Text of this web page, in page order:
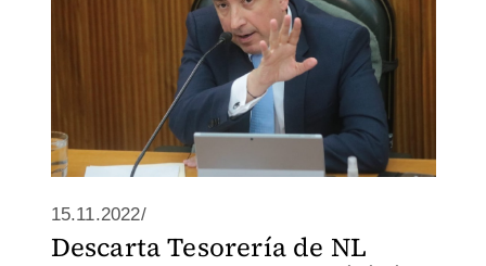
15.11.2022/
Descarta Tesorería de NL